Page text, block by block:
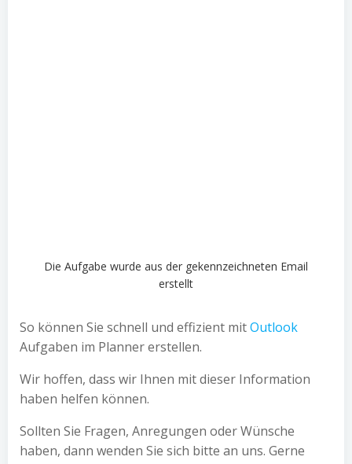
Die Aufgabe wurde aus der gekennzeichneten Email
erstellt
So können Sie schnell und effizient mitOutlook
Aufgaben im Planner erstellen.
Wir hoffen, dass wir Ihnen mit dieser Information
haben helfen können.
Sollten Sie Fragen, Anregungen oder Wünsche
haben, dann wenden Sie sich bitte an uns. Gerne